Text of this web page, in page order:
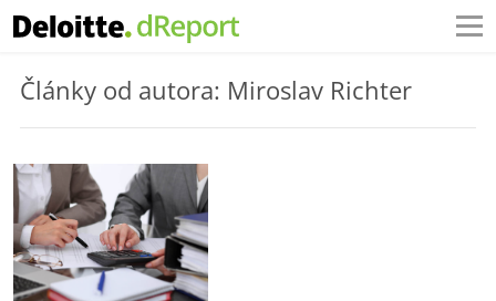
Články od autora: Miroslav Richter